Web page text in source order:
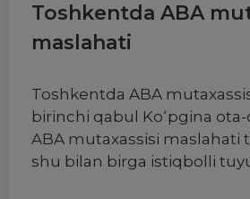
Toshkentda ABA
maslahati
Toshkentda ABA
birinchi qabul Ko‘pgina
ABA mutaxassisi maslahati
shu bilan birga istiqbolli